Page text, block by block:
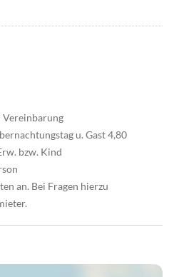
Vereinbarung
u. Gast 4,80
bzw. Kind
an. Bei Fragen hierzu